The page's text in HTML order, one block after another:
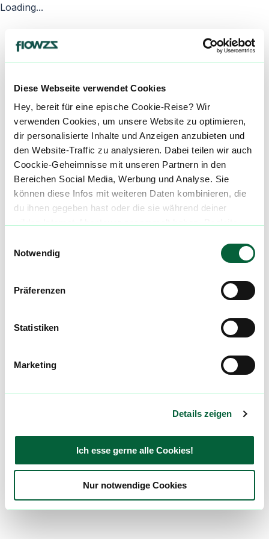
Diese Webseite verwendet Cookies
Hey, bereit für eine epische Cookie-Reise? Wir
verwenden Cookies, um unsere Website zu optimieren,
dir personalisierte Inhalte und Anzeigen anzubieten und
den Website-Traffic zu analysieren. Dabei teilen wir auch
Coockie-Geheimnisse mit unseren Partnern in den
Bereichen Social Media, Werbung und Analyse. Sie
können diese Infos mit weiteren Daten kombinieren, die
du ihnen gegeben hast oder die sie während deiner
Notwendig
Präferenzen
Statistiken
Marketing
Details zeigen
Ich esse gerne alle Cookies!
Nur notwendige Cookies
Loading...